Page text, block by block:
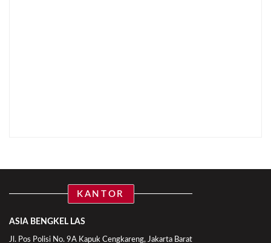
KANTOR
ASIA BENGKEL LAS
Jl. Pos Polisi No. 9A Kapuk Cengkareng, Jakarta Barat